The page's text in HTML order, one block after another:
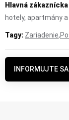
Hlavná
hotely, apartmány
Tagy: Zariadenie,
INFORMUJTE